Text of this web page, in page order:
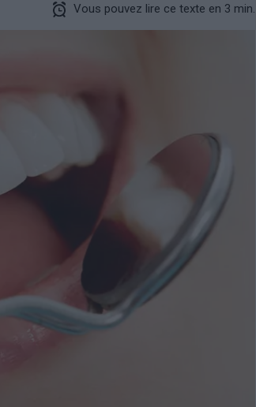
Vous pouvez lire ce texte en 3 min.